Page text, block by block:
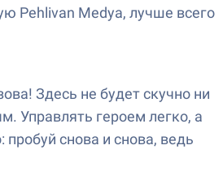
Pehlivan Medya, лучше всего
Здесь не будет скучно ни
Управлять героем легко, а
снова и снова, ведь